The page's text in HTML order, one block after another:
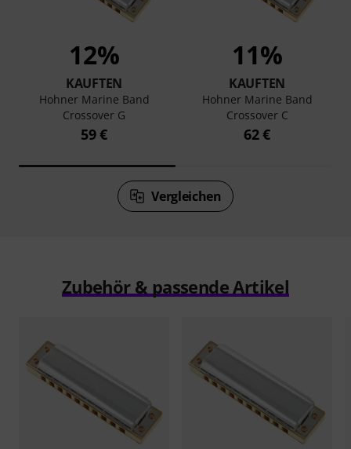
12%
KAUFTEN
Hohner Marine Band
Crossover G
59 €
11%
KAUFTEN
Hohner Marine Band
Crossover C
62 €
Vergleichen
Zubehör & passende Artikel